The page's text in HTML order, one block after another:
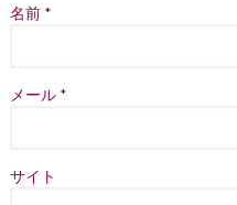
名前 *
メール *
サイト